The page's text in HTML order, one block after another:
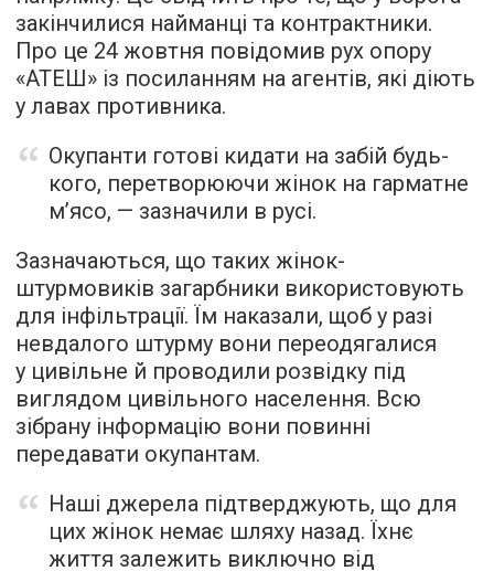
закінчилися найманці та контрактники.
Про це 24 жовтня повідомив рух опору
«АТЕШ» із посиланням на агентів, які діють
у лавах противника.
Окупанти готові кидати на забій будь-
кого, перетворюючи жінок на гарматне
м’ясо, — зазначили в русі.
Зазначаються, що таких жінок-
штурмовиків загарбники використовують
для інфільтрації. Їм наказали, щоб у разі
невдалого штурму вони переодягалися
у цивільне й проводили розвідку під
виглядом цивільного населення. Всю
зібрану інформацію вони повинні
передавати окупантам.
Наші джерела підтверджують, що для
цих жінок немає шляху назад. Їхнє
життя залежить виключно від